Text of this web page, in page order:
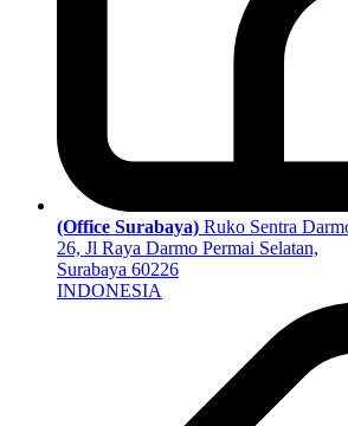
(Office Surabaya) Ruko Sentra
26, Jl Raya Darmo Permai Selatan,
Surabaya 60226
INDONESIA